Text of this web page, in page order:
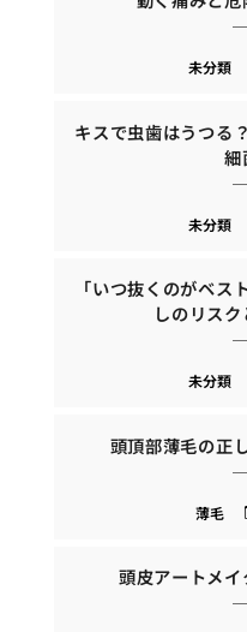
未分類
キスで虫歯はうつる
細
未分類
「いつ抜くのがベス
しのリス
未分類
頭頂部薄毛の正
薄毛
頭皮アートメ